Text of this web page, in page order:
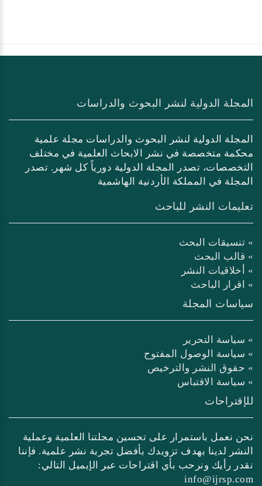
المجلة الدولية لنشر البحوث والدراسات
المجلة الدولية لنشر البحوث والدراسات مجلة علمية
محكمة متخصصة في نشر الابحاث العلمية في مختلف
التخصصات، تصدر المجلة الدولية دورياً كل شهر. تصدر
المجلة في المملكة الأردنية الهاشمية
تعليمات النشر للباحث
» تنسيقات البحث
» قالب البحث
» أخلاقيات النشر
» اقرار الباحث
سياسات المجلة
» سياسة التحرير
» سياسة الوصول المفتوح
» حقوق النشر والترخيص
» سياسة الاقتباس
للإقتراحات
نحن نعمل باستمرار على تحسين مجلتنا العلمية وعملية
النشر لدينا بهدف تزويدك بأفضل تجربة نشر علمية. فإننا
نقدر رأيك ونرحب بأي اقتراحات عبر الإيميل التالي:
info@ijrsp.com